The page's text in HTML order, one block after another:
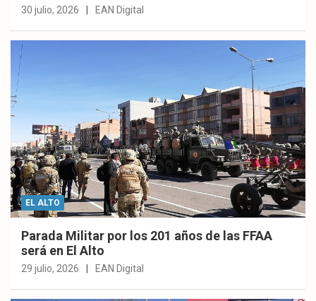
30 julio, 2026 EAN Digital
EL ALTO
Parada Militar por los 201 años de las FFAA
será en El Alto
29 julio, 2026 EAN Digital